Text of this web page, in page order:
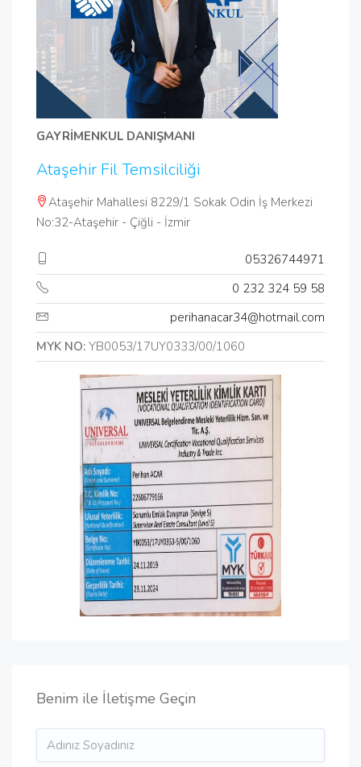
GAYRİMENKUL DANIŞMANI
Ataşehir Fil Temsilciliği
Ataşehir Mahallesi 8229/1 Sokak Odin İş Merkezi
No:32-Ataşehir - Çiğli - İzmir
05326744971
0 232 324 59 58
perihanacar34@hotmail.com
MYK NO: YB0053/17UY0333/00/1060
Benim ile İletişme Geçin